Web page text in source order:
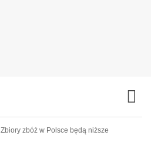
Zbiory zbóż w Polsce będą niższe